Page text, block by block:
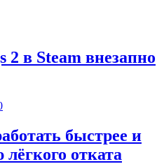
в Steam внезапно
быстрее и
отката